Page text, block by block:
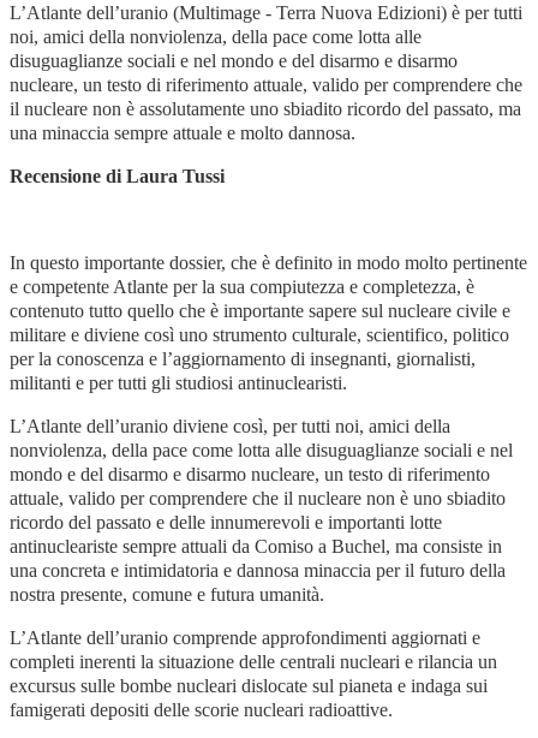
L’Atlante dell’uranio (Multimage - Terra Nuova Edizioni) è per tutti
noi, amici della nonviolenza, della pace come lotta alle
disuguaglianze sociali e nel mondo e del disarmo e disarmo
nucleare, un testo di riferimento attuale, valido per comprendere che
il nucleare non è assolutamente uno sbiadito ricordo del passato, ma
una minaccia sempre attuale e molto dannosa.
Recensione di Laura Tussi
In questo importante dossier, che è definito in modo molto pertinente
e competente Atlante per la sua compiutezza e completezza, è
contenuto tutto quello che è importante sapere sul nucleare civile e
militare e diviene così uno strumento culturale, scientifico, politico
per la conoscenza e l’aggiornamento di insegnanti, giornalisti,
militanti e per tutti gli studiosi antinuclearisti.
L’Atlante dell’uranio diviene così, per tutti noi, amici della
nonviolenza, della pace come lotta alle disuguaglianze sociali e nel
mondo e del disarmo e disarmo nucleare, un testo di riferimento
attuale, valido per comprendere che il nucleare non è uno sbiadito
ricordo del passato e delle innumerevoli e importanti lotte
antinucleariste sempre attuali da Comiso a Buchel, ma consiste in
una concreta e intimidatoria e dannosa minaccia per il futuro della
nostra presente, comune e futura umanità.
L’Atlante dell’uranio comprende approfondimenti aggiornati e
completi inerenti la situazione delle centrali nucleari e rilancia un
excursus sulle bombe nucleari dislocate sul pianeta e indaga sui
famigerati depositi delle scorie nucleari radioattive.